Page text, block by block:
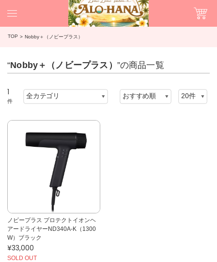
TOP Nobby＋（ノビープラス）
“Nobby＋（ノビープラス） ”の商品一覧
1
件
ノビープラス プロテクトイオンヘ
アードライヤーND340A-K（1300
W）ブラック
¥33,000
SOLD OUT